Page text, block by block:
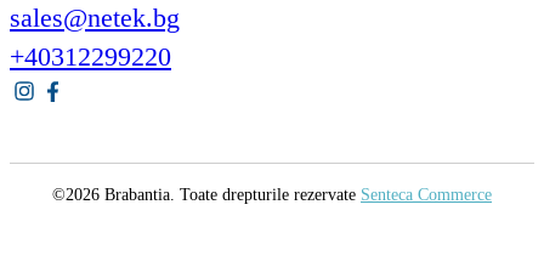
sales@netek.bg
+40312299220
©2026 Brabantia. Toate drepturile rezervate Senteca Commerce